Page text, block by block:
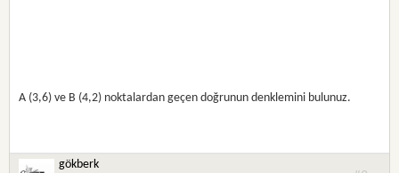
A (3,6) ve B (4,2) noktalardan geçen doğrunun denklemini bulunuz.
gökberk